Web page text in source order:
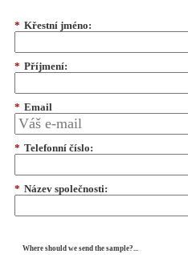
* Křestní jméno:
* Příjmení:
* Email
* Telefonní číslo:
* Název společnosti:
Where should we send the sample?...